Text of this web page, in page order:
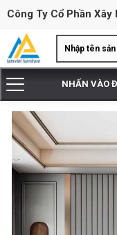
Công Ty Cổ Phần
NHẤN VÀO